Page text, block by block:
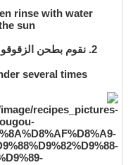
rinse with water
sun
2. نقوم بطحن الزقوقو بواسطة فرامة يدوية عديد المرات
several times